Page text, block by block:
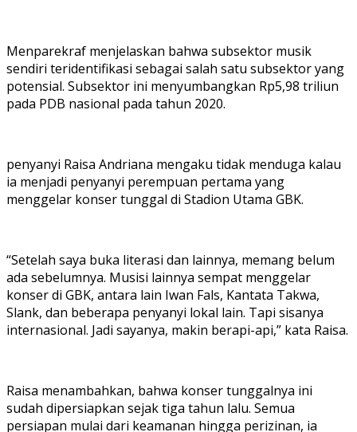
Menparekraf menjelaskan bahwa subsektor musik
sendiri teridentifikasi sebagai salah satu subsektor yang
potensial. Subsektor ini menyumbangkan Rp5,98 triliun
pada PDB nasional pada tahun 2020.
penyanyi Raisa Andriana mengaku tidak menduga kalau
ia menjadi penyanyi perempuan pertama yang
menggelar konser tunggal di Stadion Utama GBK.
“Setelah saya buka literasi dan lainnya, memang belum
ada sebelumnya. Musisi lainnya sempat menggelar
konser di GBK, antara lain Iwan Fals, Kantata Takwa,
Slank, dan beberapa penyanyi lokal lain. Tapi sisanya
internasional. Jadi sayanya, makin berapi-api,” kata Raisa.
Raisa menambahkan, bahwa konser tunggalnya ini
sudah dipersiapkan sejak tiga tahun lalu. Semua
persiapan mulai dari keamanan hingga perizinan, ia